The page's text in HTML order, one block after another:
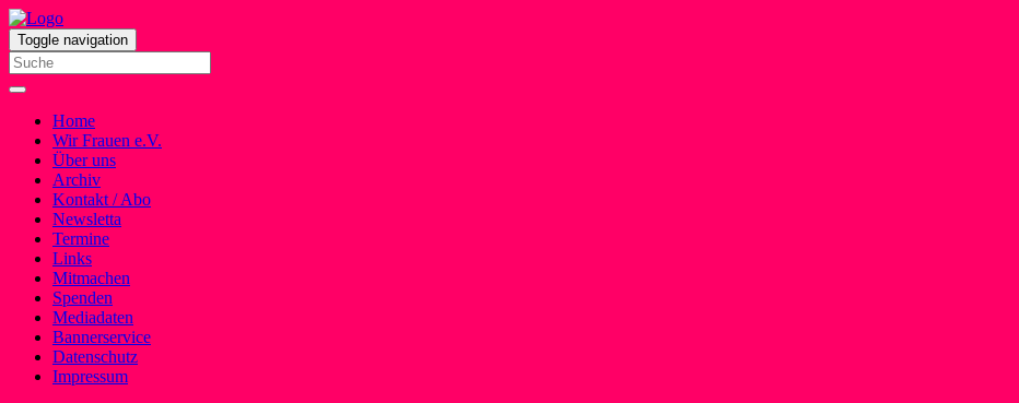
Toggle navigation
Home
Wir Frauen e.V.
Über uns
Archiv
Kontakt / Abo
Newsletta
Termine
Links
Mitmachen
Spenden
Mediadaten
Bannerservice
Datenschutz
Impressum